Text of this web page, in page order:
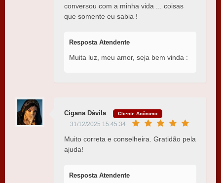
conversou com a minha vida ... coisas
que somente eu sabia !
Resposta Atendente
Muita luz, meu amor, seja bem vinda :
Cigana Dávila Cliente Anônimo
31/12/2025 15:45:34
Muito correta e conselheira. Gratidão pela
ajuda!
Resposta Atendente